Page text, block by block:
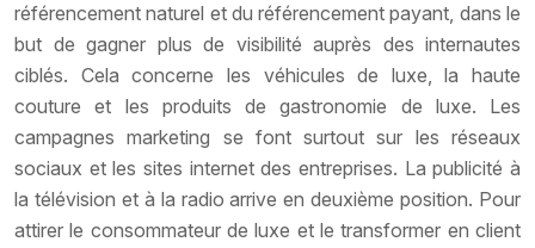
référencement naturel et du référencement payant, dans le
but de gagner plus de visibilité auprès des internautes
ciblés. Cela concerne les véhicules de luxe, la haute
couture et les produits de gastronomie de luxe. Les
campagnes marketing se font surtout sur les réseaux
sociaux et les sites internet des entreprises. La publicité à
la télévision et à la radio arrive en deuxième position. Pour
attirer le consommateur de luxe et le transformer en client